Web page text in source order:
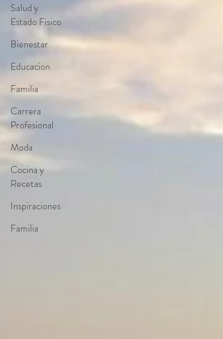
Salud y
Estado Fisico
Bienestar
Educacion
Familia
Carrera
Profesional
Moda
Cocina y
Recetas
Inspiraciones
Familia